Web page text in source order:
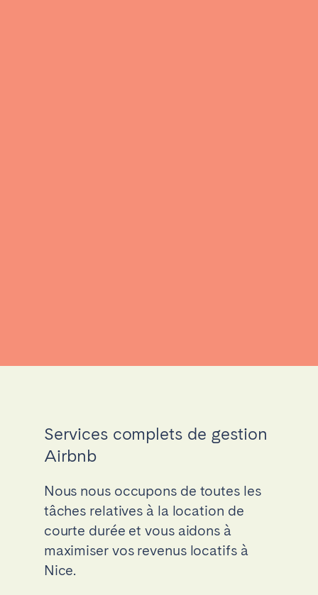
Services complets de gestion
Airbnb
Nous nous occupons de toutes les
tâches relatives à la location de
courte durée et vous aidons à
maximiser vos revenus locatifs à
Nice.